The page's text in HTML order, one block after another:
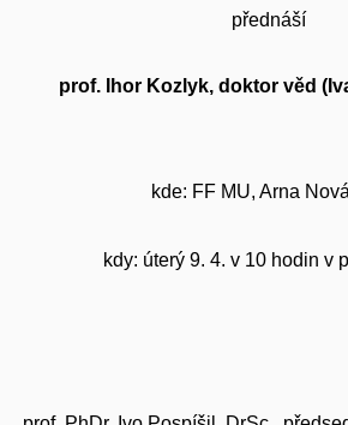
přednáší
prof. Ihor Kozlyk, doktor věd
kde: FF MU, Arna
kdy: úterý 9. 4. v 10 hodin v